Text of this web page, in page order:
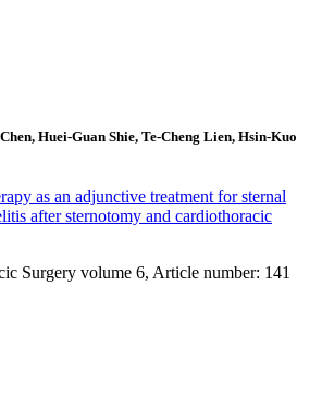
Huei-Guan Shie, Te-Cheng Lien, Hsin-Kuo
as an adjunctive treatment for sternal
after sternotomy and cardiothoracic
Surgery volume 6, Article number: 141